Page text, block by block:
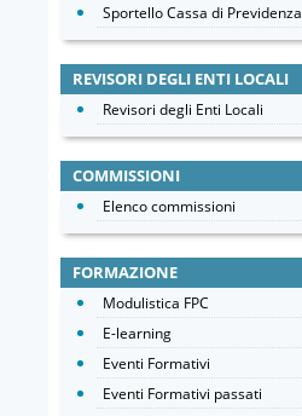
Sportello Cassa di Previdenza
REVISORI DEGLI ENTI LOCALI
Revisori degli Enti Locali
COMMISSIONI
Elenco commissioni
FORMAZIONE
Modulistica FPC
E-learning
Eventi Formativi
Eventi Formativi passati